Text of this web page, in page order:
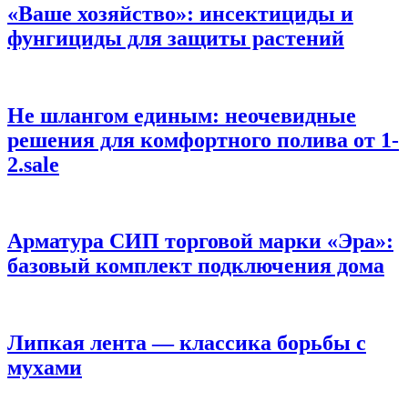
«Ваше хозяйство»: инсектициды и
фунгициды для защиты растений
Не шлангом единым: неочевидные
решения для комфортного полива от 1-
2.sale
Арматура СИП торговой марки «Эра»:
базовый комплект подключения дома
Липкая лента — классика борьбы с
мухами